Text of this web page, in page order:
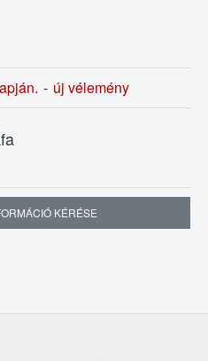
- új vélemény
KÉRÉSE